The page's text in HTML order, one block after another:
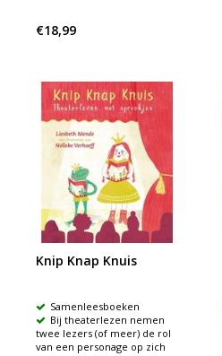
€18,99
Knip Knap Knuis
Samenleesboeken
Bij theaterlezen nemen
twee lezers (of meer) de rol
van een personage op zich